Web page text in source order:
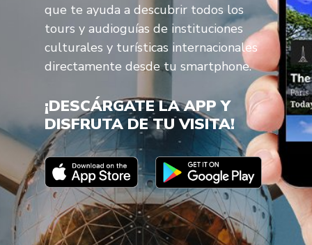
que te ayuda a descubrir todos los
tours y audioguías de instituciones
culturales y turísticas internacionales
directamente desde tu smartphone.
¡DESCÁRGATE LA APP Y
DISFRUTA DE TU VISITA!